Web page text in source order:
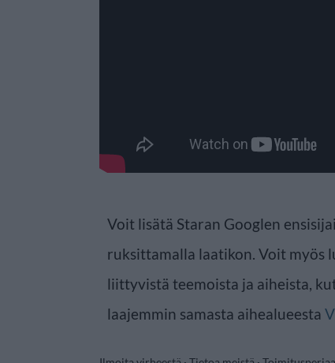
Voit lisätä Staran Googlen
ruksittamalla laatikon. Voit myös
liittyvistä teemoista ja aiheista,
laajemmin samasta aihealueesta